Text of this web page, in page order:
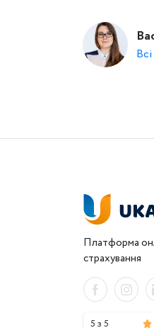
Платформа
страхування
5 з 5